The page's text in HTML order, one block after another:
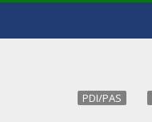
PDI/PAS